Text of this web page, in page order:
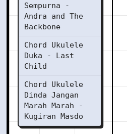
Sempurna -
Andra and The
Backbone
Chord Ukulele
Duka - Last
Child
Chord Ukulele
Dinda Jangan
Marah Marah -
Kugiran Masdo